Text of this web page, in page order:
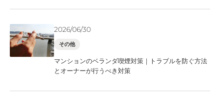
2026/06/30
その他
マンションのベランダ喫煙対策｜トラブルを防ぐ方法
とオーナーが行うべき対策